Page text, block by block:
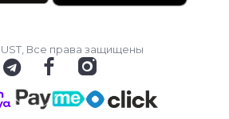
Все права защищены